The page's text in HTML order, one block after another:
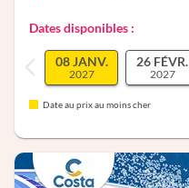
Dates disponibles :
08 JANV.
2027
26 FÉVR.
2027
Date au prix au moins cher